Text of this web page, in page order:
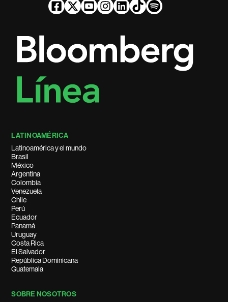
LATINOAMÉRICA
Latinoamérica y el mundo
Brasil
México
Argentina
Colombia
Venezuela
Chile
Perú
Ecuador
Panamá
Uruguay
Costa Rica
El Salvador
República Dominicana
Guatemala
SOBRE NOSOTROS